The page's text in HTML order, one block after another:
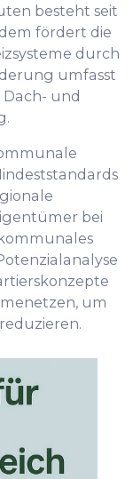
besteht seit
fördert die
durch
umfasst
und
bei
um